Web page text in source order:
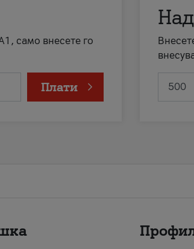
само внесете го
Плати